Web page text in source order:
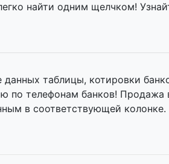
найти одним щелчком!
таблицы, котировки
по телефонам банков! Продажа
в соответствующей колонке.